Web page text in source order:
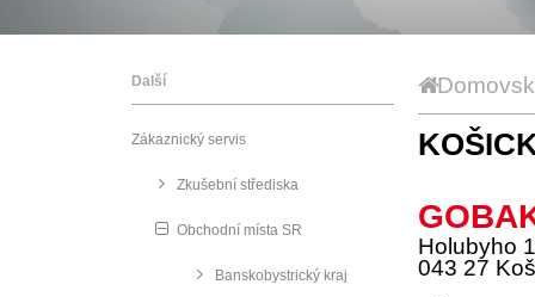
Další
Zákaznický servis
Zkušební střediska
Obchodní místa SR
Banskobystrický kraj
Holubyho
043 27